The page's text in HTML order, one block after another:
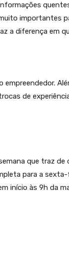
importantes
a diferença em
empreendedor.
de
que traz
para a
início às 9h da